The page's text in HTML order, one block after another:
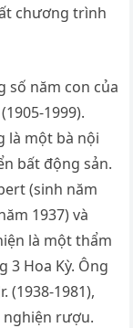
chương trình
số năm con của
1999).
là một bà nội
bất động sản.
(sinh năm
1937) và
là một thẩm
3 Hoa Kỳ. Ông
(1938-1981),
nghiện rượu.